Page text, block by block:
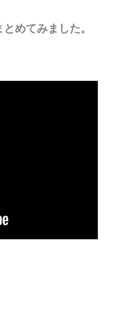
めてみました。